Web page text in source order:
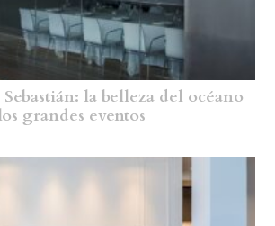
la belleza del océano
grandes eventos